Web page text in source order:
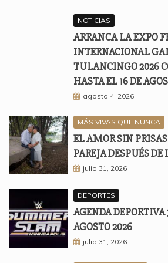
NOTICIAS
ARRANCA LA EXPO
INTERNACIONAL
TULANCINGO 2026
HASTA EL 16 DE
agosto 4, 2026
MÁS VIVAS QUE NUNCA
EL AMOR SIN
PAREJA DESPUÉS DE
julio 31, 2026
DEPORTES
AGENDA DEPORTIVA
AGOSTO 2026
julio 31, 2026